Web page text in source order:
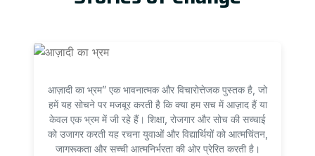
आज़ादी का भ्रम” एक भावनात्मक और विचारोत्तेजक पुस्तक है, जो
हमें यह सोचने पर मजबूर करती है कि क्या हम सच में आज़ाद हैं या
केवल एक भ्रम में जी रहे हैं। शिक्षा, रोजगार और सोच की सच्चाई
को उजागर करती यह रचना युवाओं और विद्यार्थियों को आत्मचिंतन,
जागरूकता और सच्ची आत्मनिर्भरता की ओर प्रेरित करती है।